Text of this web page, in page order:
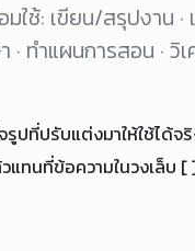
ช้: เขียน/สรุปงาน ·
ทำแผนการสอน · วิเ
รูปที่ปรับแต่งมาให้ใช้ได้จ
ทนที่ข้อความในวงเล็บ [